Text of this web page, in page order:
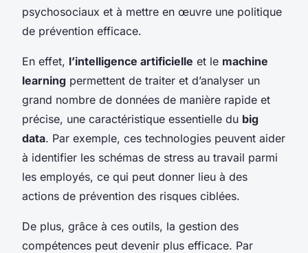
psychosociaux et à mettre en œuvre une politique
de prévention efficace.
En effet, l’intelligence artificielle et le machine
learning permettent de traiter et d’analyser un
grand nombre de données de manière rapide et
précise, une caractéristique essentielle du big
data. Par exemple, ces technologies peuvent aider
à identifier les schémas de stress au travail parmi
les employés, ce qui peut donner lieu à des
actions de prévention des risques ciblées.
De plus, grâce à ces outils, la gestion des
compétences peut devenir plus efficace. Par